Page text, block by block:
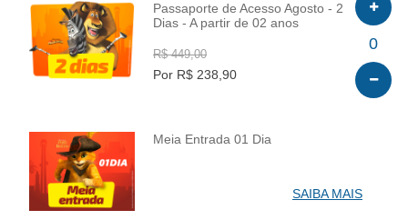
INFO
Passaporte de Acesso Agosto - 2
Dias - A partir de 02 anos
R$ 449,00
Por R$ 238,90
0
INFO
Meia Entrada 01 Dia
SAIBA MAIS